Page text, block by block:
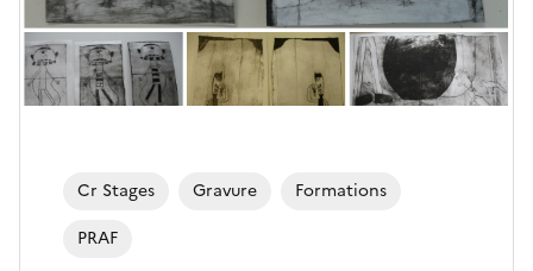
Cr Stages Gravure
Formations
PRAF